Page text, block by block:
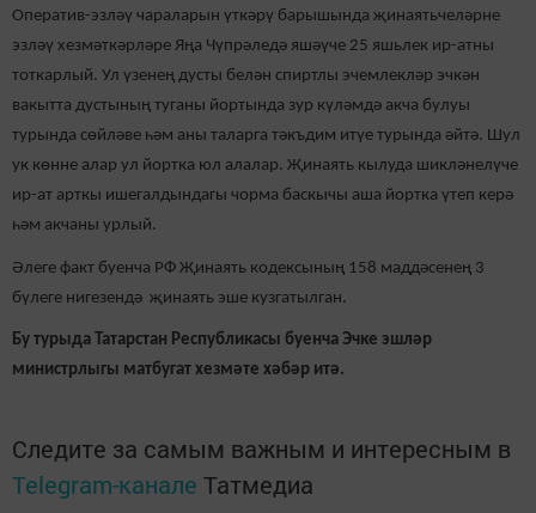
Оператив-эзләү чараларын үткәрү барышында җинаятьчеләрне
эзләү хезмәткәрләре Яңа Чүпрәледә яшәүче 25 яшьлек ир-атны
тоткарлый. Ул үзенең дусты белән спиртлы эчемлекләр эчкән
вакытта дустының туганы йортында зур күләмдә акча булуы
турында сөйләве һәм аны таларга тәкъдим итүе турында әйтә. Шул
ук көнне алар ул йортка юл алалар. Җинаять кылуда шикләнелүче
ир-ат арткы ишегалдындагы чорма баскычы аша йортка үтеп керә
һәм акчаны урлый.
Әлеге факт буенча РФ Җинаять кодексының 158 маддәсенең 3
бүлеге нигезендә җинаять эше кузгатылган.
Бу турыда Татарстан Республикасы буенча Эчке эшләр
министрлыгы матбугат хезмәте хәбәр итә.
Следите за самым важным и интересным в
Telegram-канале Татмедиа